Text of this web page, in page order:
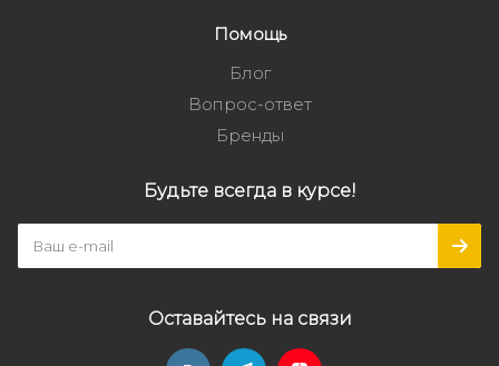
Помощь
Блог
Вопрос-ответ
Бренды
Будьте всегда в курсе!
Оставайтесь на связи